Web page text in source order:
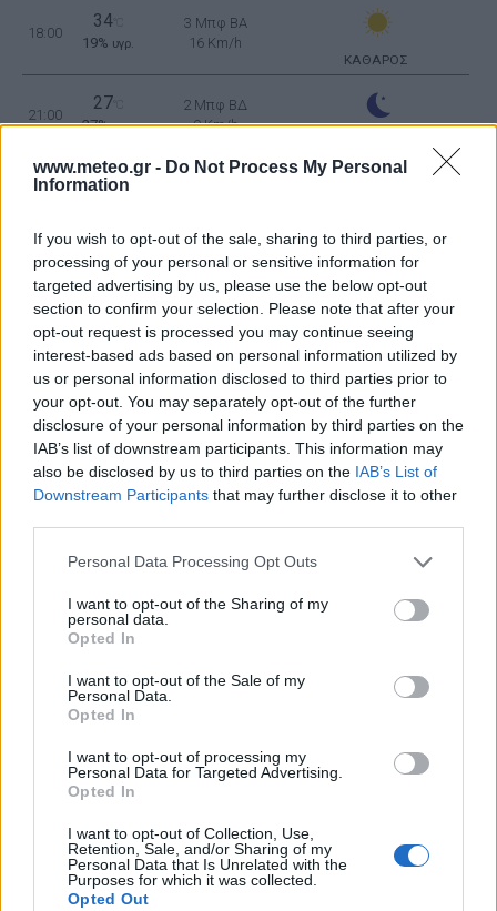
www.meteo.gr - Do Not Process My Personal
Information
If you wish to opt-out of the sale, sharing to third parties, or
processing of your personal or sensitive information for
targeted advertising by us, please use the below opt-out
section to confirm your selection. Please note that after your
opt-out request is processed you may continue seeing
interest-based ads based on personal information utilized by
us or personal information disclosed to third parties prior to
your opt-out. You may separately opt-out of the further
disclosure of your personal information by third parties on the
IAB’s list of downstream participants. This information may
also be disclosed by us to third parties on the IAB’s List of
Downstream Participants that may further disclose it to other
Personal Data Processing Opt Outs
I want to opt-out of the Sharing of my
personal data.
Opted In
I want to opt-out of the Sale of my
Personal Data.
Opted In
I want to opt-out of processing my
Personal Data for Targeted Advertising.
Opted In
I want to opt-out of Collection, Use,
Retention, Sale, and/or Sharing of my
Personal Data that Is Unrelated with the
Purposes for which it was collected.
Opted Out
18:00
34°C
19% υγρ.
3 Μπφ BA
16 Km/h
ΚΑΘΑΡΟΣ
21:00
27
27%υγρ.
2 Μπφ ΒΔ
9 Km/h
ΤΕΤΑΡΤΗ12 ΑΥΓΟΥΣΤΟΥ Ανατολή: 06:38 - Δύση 20:27
00:00
25°C
34% υγρ.
3 Μπφ Δ
16 Km/h
ΚΑΘΑΡΟΣ
03:00
23°C
41%υγρ.
2 Μπφ Δ
9 Km/h
06:00
22 °C
43% υγρ.
2 Μπφ Δ
9 Km/h
ΚΑΘΑΡΟΣ
30%υγρ.
9 Km/h
35°C
25%υγρ.
36°C
22%υγρ.
35°C
19%
3 Μπφ BA
28°C
29%υγρ.
2 Μπφ B
9 Km/h